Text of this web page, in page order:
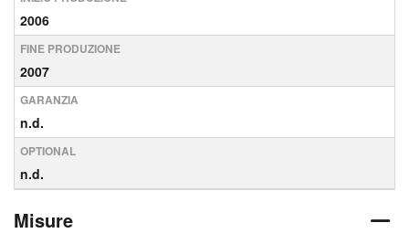
2006
FINE PRODUZIONE
2007
GARANZIA
n.d.
OPTIONAL
n.d.
Misure